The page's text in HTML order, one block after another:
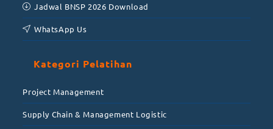
Jadwal BNSP 2026 Download
WhatsApp Us
Kategori Pelatihan
Project Management
Supply Chain & Management Logistic